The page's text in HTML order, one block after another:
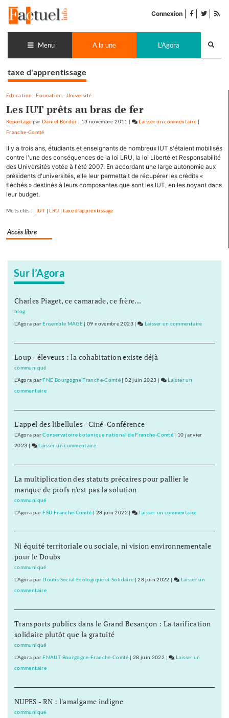
contenu
Connexion facebook
twitter
Menu A la une L'Agora
taxe d'apprentissage
Education -Formation - Université
Les IUT prêts au bras de fer
Reportage parDaniel Bordür | 13 novembre 2011 | Laisser un commentaire on
au
bras
de
|
Franche-Comté
Il y a trois ans, étudiants et enseignants de nombreux IUT s'étaient mobilisés
contre l'une des conséquences de la loi LRU, la loi Liberté et Responsabilité
des Universités votée à l'été 2007. En accordant une large autonomie aux
présidents d'universités, elle leur permettait de récupérer les crédits «
fléchés » destinés à leurs composantes que sont les IUT, en les noyant dans
leur budget.
Mots clés : | IUT |LRU |taxe d'apprentissage
Accès libre
Sur l’Agora
Charles Piaget, ce camarade, ce frère...
blog
L'Agora parEnsemble MAGE |09 novembre 2023| Laisser un commentaire
IUT
Loup - éleveurs : la cohabitation existe déjà
communiqué
L'Agora parFNE Bourgogne Franche-Comté |02 juin 2023 |
Laisser un
commentaireon
IUT
prêts
au
bras
fer
L'appel des libellules - Ciné-Conférence
L'Agora parConservatoire botanique national de Franche-Comté| 10 janvier
2023 | Laisser un commentaire
IUT
prêts
au
de
La multiplication des statuts précaires pour pallier le
manque de profs n'est pas la solution
communiqué
L'Agora parFSU Franche-Comté | 28 juin 2022 | Laisser un commentaire
IUT
prêts
Ni équité territoriale ou sociale, ni vision environnementale
pour le Doubs
communiqué
L'Agora parDoubs Social Ecologique et Solidaire |28 juin 2022 |
Laisser un
commentaireon
IUT
prêts
au
de
Transports publics dans le Grand Besançon : La tarification
solidaire plutôt que la gratuité
communiqué
L'Agora parFNAUT Bourgogne-Franche-Comté | 28 juin 2022 |
Laisser un
commentaireon
IUT
prêts
NUPES - RN : l'amalgame indigne
communiqué